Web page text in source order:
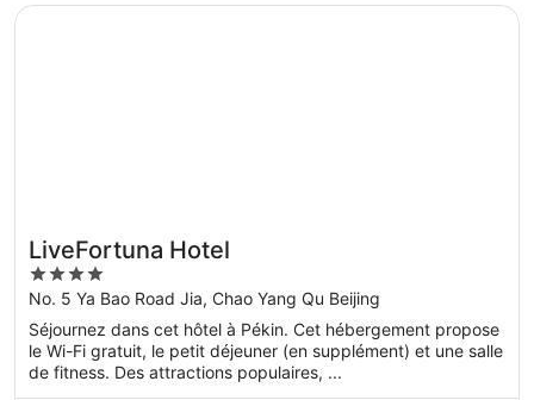
LiveFortuna Hotel
4
out
of
5
No. 5 Ya Bao Road Jia, Chao Yang Qu Beijing
Séjournez dans cet hôtel à Pékin. Cet hébergement propose
le Wi-Fi gratuit, le petit déjeuner (en supplément) et une salle
de fitness. Des attractions populaires, ...
S’ouvre dans une nouvelle fenêtre
LiveFortuna Hotel